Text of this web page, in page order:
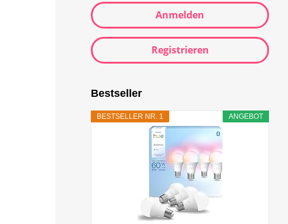
Anmelden
Registrieren
Bestseller
ANGEBOT
BESTSELLER NR. 1